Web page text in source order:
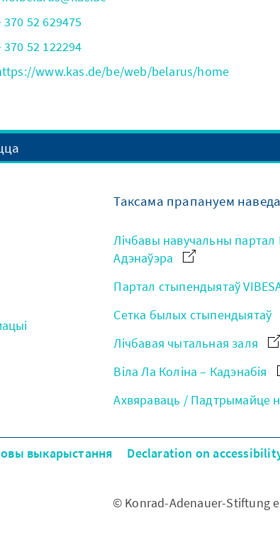
370 52 629475
370 52 122294
www.kas.de/be/web/belarus/home
Таксама прапануем
Лічбавы навучальны партал
Адэнаўэра
Партал стыпендыятаў
Сетка былых стыпендыятаў
Лічбавая чытальная заля
Віла Ла Коліна – Кадэнабія
Ахвяраваць / Падтрымайце
выкарыстання
Declaration on
© Konrad-Adenauer-Stiftung